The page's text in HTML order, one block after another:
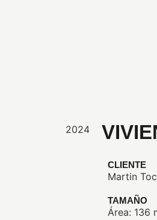
2024
CLIENTE
Martin
TAMAÑO
Área: 136